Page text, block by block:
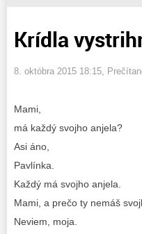
Krídla
8. októbra 2015 18:15 ,
Mami,
má každý svojho anjela?
Asi áno,
Pavlínka.
Každý má svojho anjela.
Mami, a prečo ty nemáš
Neviem, moja.